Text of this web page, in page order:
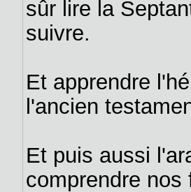
sûr lire la
suivre.
Et apprendre
l'ancien
Et puis aussi
comprendre nos